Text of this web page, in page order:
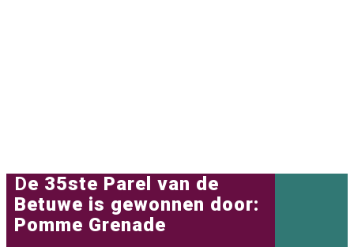
De 35ste Parel van de
Betuwe is gewonnen door:
Pomme Grenade